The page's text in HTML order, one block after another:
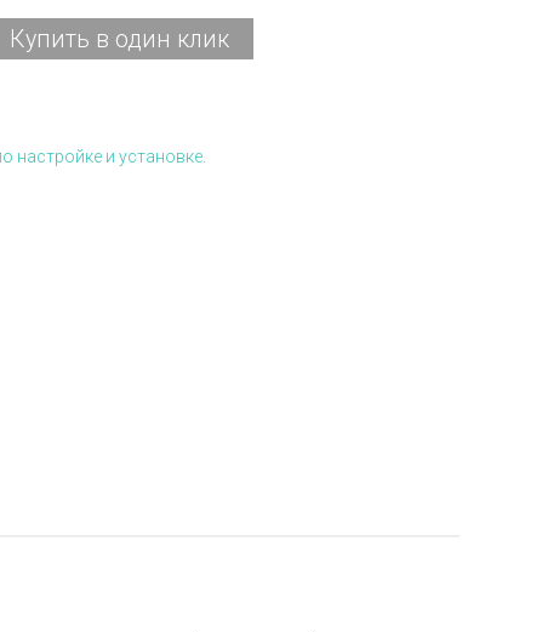
Купить в один клик
настройке и установке.